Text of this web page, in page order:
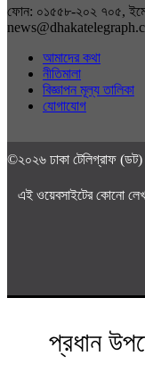
ফোন: ০১৫৫৮-২০২ ৭০৫,
আমাদের কথা
নীতিমালা
বিজ্ঞাপন মূল্য তালিকা
যোগাযোগ
©২০২৬ ঢাকা টেলিগ্রাফ (ডট)
এই ওয়েবসাইটের কোনো
প্রধান